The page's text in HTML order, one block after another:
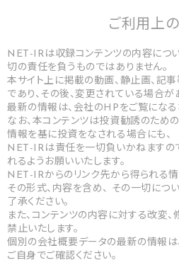
ご利用上の
NET-IRは収録コンテンツの内容につい
切の責任を負うものではありません。
本サイト上に掲載の動画、静止画、記
であり、その後、変更されている場合が
最新の情報は、会社のHPをご覧になる
なお、本コンテンツは投資勧誘のため
情報を基に投資をなされる場合にも、
NET-IRは責任を一切負いかねますの
れるようお願いいたします。
NET-IRからのリンク先から得られる
その形式、内容を含め、 その一切につ
了承ください。
また、コンテンツの内容に対する改変
禁止いたします。
個別の会社概要データの最新の情報は
ご自身でご確認ください。